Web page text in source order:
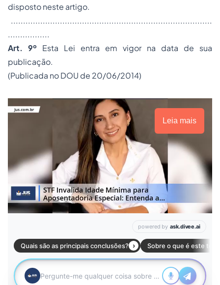
disposto neste artigo.
..................................................................................
.................
Art. 9º Esta Lei entra em vigor na data de sua
publicação.
(Publicada no DOU de 20/06/2014)
Leia mais